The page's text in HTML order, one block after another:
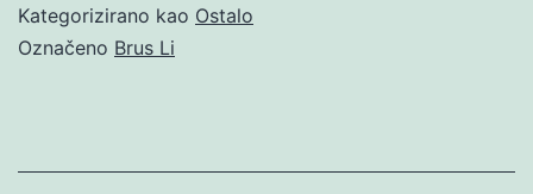
Kategorizirano kao Ostalo
Označeno Brus Li